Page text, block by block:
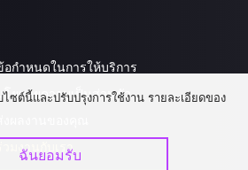
อกำหนดในการให้บริการ
โยบายความเป็นส่วนตัว
ร่วมงานกับเรา
ไซต์นี้และปรับปรุงการใช้งาน รายละเอียดของ
ฉันยอมรับ